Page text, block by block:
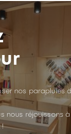
nos parapluies
nous réjouissons
!